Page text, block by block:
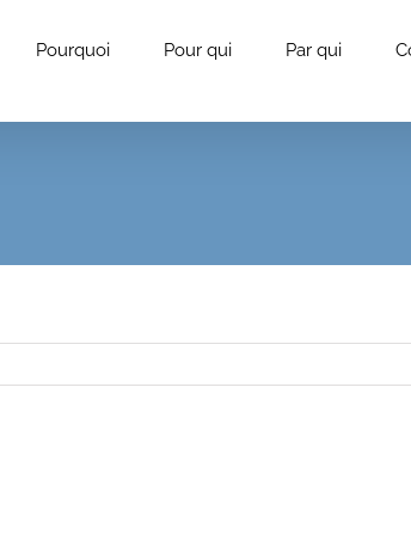
Pourquoi Pour qui Par qui